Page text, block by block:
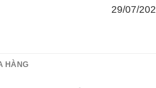
29/07/
HÀNG